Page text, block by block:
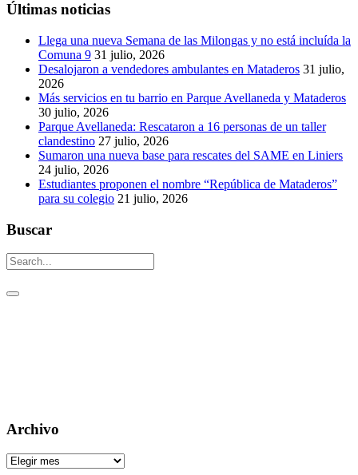
Últimas noticias
Llega una nueva Semana de las Milongas y no está incluída la
Comuna 9 31 julio, 2026
Desalojaron a vendedores ambulantes en Mataderos 31 julio,
2026
Más servicios en tu barrio en Parque Avellaneda y Mataderos
30 julio, 2026
Parque Avellaneda: Rescataron a 16 personas de un taller
clandestino 27 julio, 2026
Sumaron una nueva base para rescates del SAME en Liniers
24 julio, 2026
Estudiantes proponen el nombre “República de Mataderos”
para su colegio 21 julio, 2026
Buscar
Archivo
Archivo